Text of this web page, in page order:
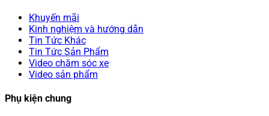
Khuyến mãi
Kinh nghiệm và hướng dẫn
Tin Tức Khác
Tin Tức Sản Phẩm
Video chăm sóc xe
Video sản phẩm
Phụ kiện chung